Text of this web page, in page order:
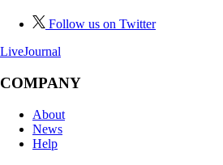
Follow us on Twitter
LiveJournal
COMPANY
About
News
Help